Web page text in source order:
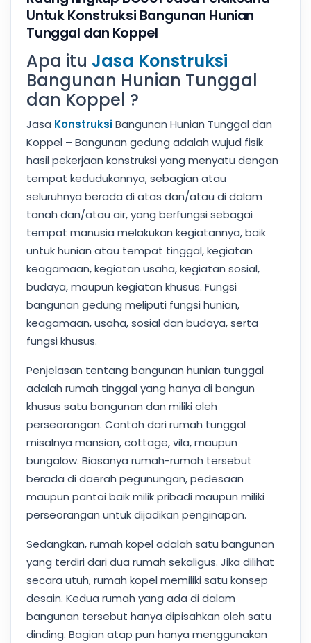
Untuk Konstruksi Bangunan Hunian
Tunggal dan Koppel
Apa itu Jasa Konstruksi
Bangunan Hunian Tunggal
dan Koppel ?
Jasa KonstruksiBangunan Hunian Tunggal dan
Koppel – Bangunan gedung adalah wujud fisik
hasil pekerjaan konstruksi yang menyatu dengan
tempat kedudukannya, sebagian atau
seluruhnya berada di atas dan/atau di dalam
tanah dan/atau air, yang berfungsi sebagai
tempat manusia melakukan kegiatannya, baik
untuk hunian atau tempat tinggal, kegiatan
keagamaan, kegiatan usaha, kegiatan sosial,
budaya, maupun kegiatan khusus. Fungsi
bangunan gedung meliputi fungsi hunian,
keagamaan, usaha, sosial dan budaya, serta
fungsi khusus.
Penjelasan tentang bangunan hunian tunggal
adalah rumah tinggal yang hanya di bangun
khusus satu bangunan dan miliki oleh
perseorangan. Contoh dari rumah tunggal
misalnya mansion, cottage, vila, maupun
bungalow. Biasanya rumah-rumah tersebut
berada di daerah pegunungan, pedesaan
maupun pantai baik milik pribadi maupun miliki
perseorangan untuk dijadikan penginapan.
Sedangkan, rumah kopel adalah satu bangunan
yang terdiri dari dua rumah sekaligus. Jika dilihat
secara utuh, rumah kopel memiliki satu konsep
desain. Kedua rumah yang ada di dalam
bangunan tersebut hanya dipisahkan oleh satu
dinding. Bagian atap pun hanya menggunakan